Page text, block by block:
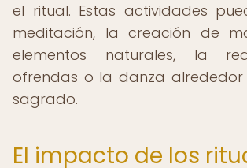
el ritual. Estas actividades
meditación, la creación de
elementos naturales, la
ofrendas o la danza
sagrado.
El impacto de los